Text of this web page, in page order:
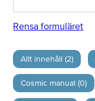
Rensa formuläret
Allt innehåll (2)
Cosmic manual (0)